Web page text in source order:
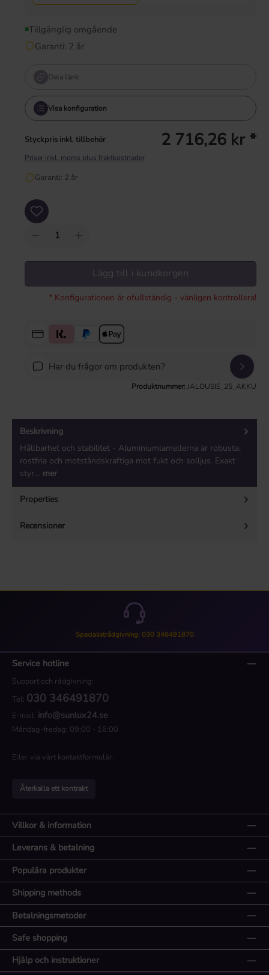
Tillgänglig omgående
Garanti: 2 år
Dela länk
Visa konfiguration
Styckpris inkl. tillbehör 2 716,26 kr *
Priser inkl. moms plus fraktkostnader
Garanti: 2 år
Produktkvantitet: Ange önskat värde eller använd knapparna för att öka eller
Lägg till i kundkorgen
* Konfigurationen är ofullständig - vänligen kontrollera!
Har du frågor om produkten?
Produktnummer: JALOUSIE_25_AKKU
Beskrivning
Hållbarhet och stabilitet - Aluminiumlamellerna är robusta,
rostfria och motståndskraftiga mot fukt och solljus. Exakt
styr… mer
Properties
Recensioner
Specialistrådgivning: 030 346491870
Service hotline
Support och rådgivning:
Tel: 030 346491870
E-mail: info@sunlux24.se
Måndag-fredag: 09:00 - 16:00
Eller via vårt kontaktformulär.
Återkalla ett kontrakt
Villkor & information
Leverans & betalning
Populära produkter
Betalningsmetoder
Shipping methods
Safe shopping
Hjälp och instruktioner